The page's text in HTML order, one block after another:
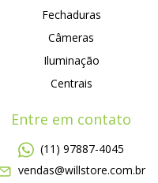
Fechaduras
Câmeras
Iluminação
Centrais
Entre em contato
(11) 97887-4045
vendas@willstore.com.br